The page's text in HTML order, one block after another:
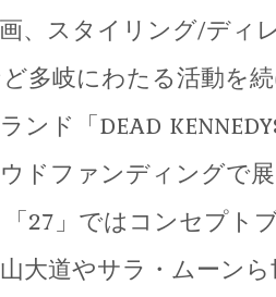
、スタイリング/ディ
多岐にわたる活動を
ンド「DEAD
ドファンディングで
27」ではコンセプト
大道やサラ・ムーン